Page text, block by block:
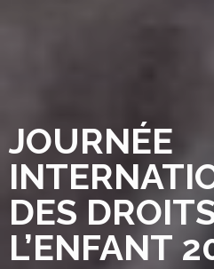
JOURNÉE
DES
L’ENFANT